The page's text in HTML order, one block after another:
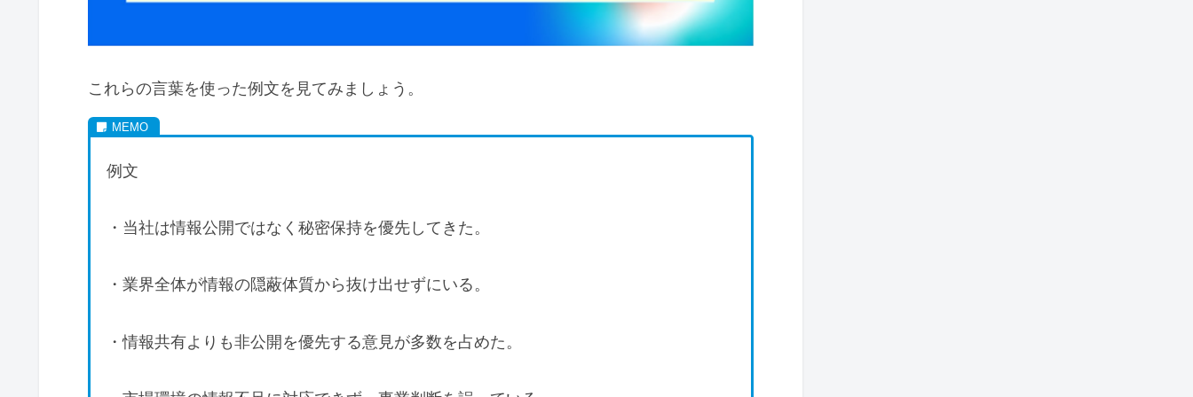
これらの言葉を使った例文を見てみましょう。
例文
・当社は情報公開ではなく秘密保持を優先してきた。
・業界全体が情報の隠蔽体質から抜け出せずにいる。
・情報共有よりも非公開を優先する意見が多数を占めた。